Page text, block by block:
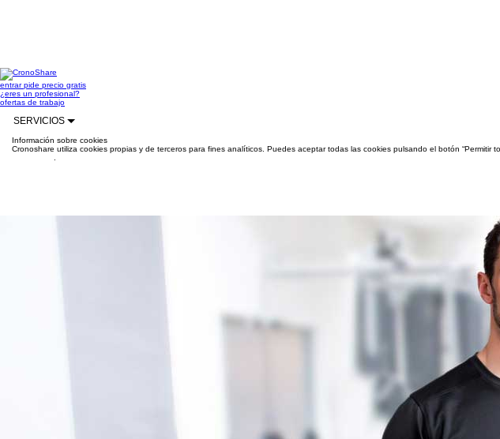
entrarpide precio gratis
¿eres un profesional?
ofertas de trabajo
SERVICIOS
Información sobre cookies
Cronoshare utiliza cookies propias y de terceros para fines analíticos. Puedes aceptar todas las cookies pulsando el botón “Permitir